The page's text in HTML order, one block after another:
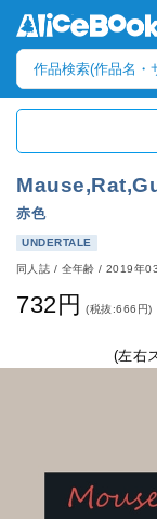
赤色
UNDERTALE
同人誌 / 全年齢/2019年
732円 (税抜:666円)
(左右